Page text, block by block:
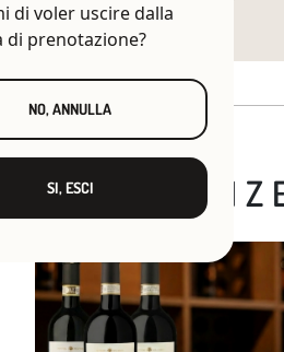
di voler uscire dalla
di prenotazione?
NO, ANNULLA
SI, ESCI
Altre